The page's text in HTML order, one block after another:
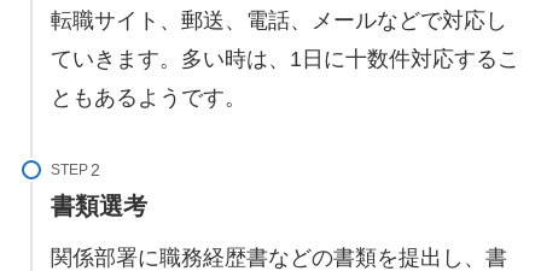
転職サイト、郵送、電話、メールなどで対応し
ていきます。多い時は、1日に十数件対応するこ
ともあるようです。
STEP
書類選考
関係部署に職務経歴書などの書類を提出し、書